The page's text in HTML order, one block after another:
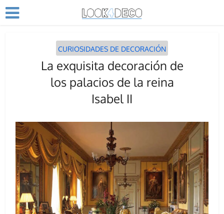
CURIOSIDADES DE DECORACIÓN
La exquisita decoración de
los palacios de la reina
Isabel II